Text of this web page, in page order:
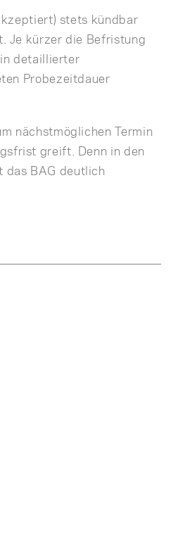
stets kündbar
Je kürzer die Befristung
detaillierter
Probezeitdauer
nächstmöglichen Termin
greift. Denn in den
das BAG deutlich